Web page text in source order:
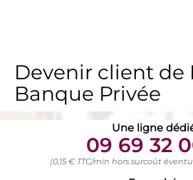
Devenir client de
Banque Privée
Une ligne
09 69 32
(0,15 € TTC/min hors surcoût